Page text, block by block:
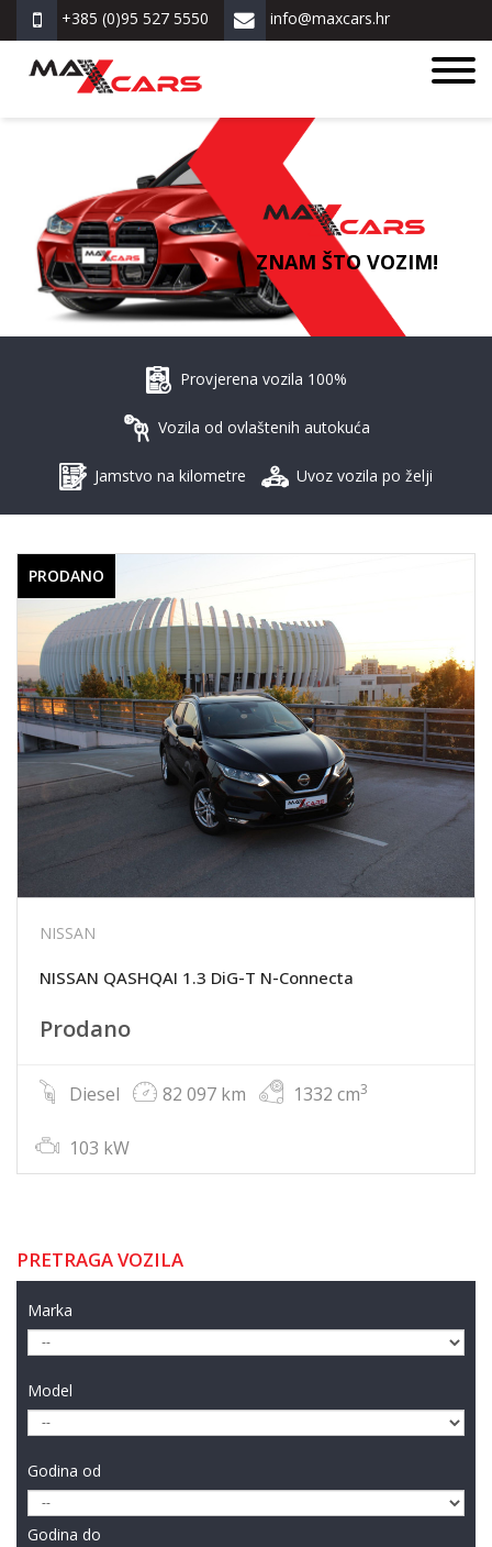
+385 (0)95 527 5550 info@maxcars.hr
ZNAM ŠTO VOZIM!
Provjerena vozila 100%
Vozila od ovlaštenih autokuća
Jamstvo na kilometre Uvoz vozila po želji
PRODANO
NISSAN
NISSAN QASHQAI 1.3 DiG-T N-Connecta
Prodano
Diesel 82 097 km 1332 cm3
103 kW
PRETRAGA VOZILA
Marka
Model
Godina od
Godina do